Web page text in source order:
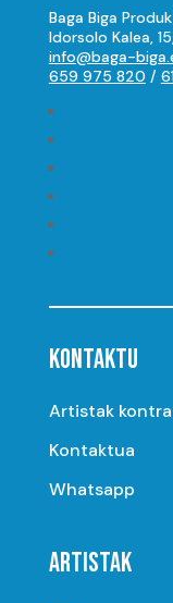
Baga Biga
Idorsolo Kalea,
info@baga-
659 975 820 /
KONTAKTU
Artistak
Kontaktua
Whatsapp
ARTISTAK